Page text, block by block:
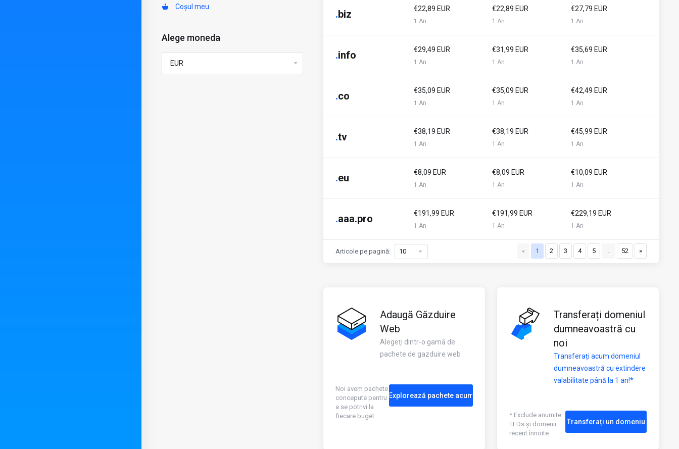
Coșul meu
Alege moneda
.biz €22,89 EUR
1 An
€22,89 EUR
1 An
€27,79 EUR
1 An
.info €29,49 EUR
1 An
€31,99 EUR
1 An
€35,69 EUR
1 An
.co €35,09 EUR
1 An
€35,09 EUR
1 An
€42,49 EUR
1 An
.tv €38,19 EUR
1 An
€38,19 EUR
1 An
€45,99 EUR
1 An
.eu €8,09 EUR
1 An
€8,09 EUR
1 An
€10,09 EUR
1 An
.aaa.pro €191,99 EUR
1 An
€191,99 EUR
1 An
€229,19 EUR
1 An
« 1 2 3 4 5 … 52 »
Articole pe pagină:
Adaugă Găzduire
Web
Alegeți dintr-o gamă de
pachete de gazduire web
Noi avem pachete
concepute pentru
a se potrivi la
fiecare buget
Explorează pachete acum
Transferați domeniul
dumneavoastră cu
noi
Transferați acum domeniul
dumneavoastră cu extindere
valabilitate până la 1 an!*
* Exclude anumite
TLDs și domenii
recent înnoite
Transferați un domeniu